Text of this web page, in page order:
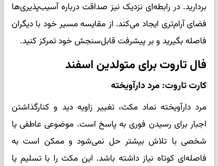
بردارید. در رابطه‌ای نزدیک نیز صداقت درباره آسیب‌پذیری‌ها
فضای آرام‌تری ایجاد می‌کند. از مقایسه مسیر خود با دیگران
فاصله بگیرید و بر پیشرفت قابل‌سنجش خود تمرکز کنید.
فال تاروت برای متولدین اسفند
کارت تاروت: مرد دارآویخته
مرد دارآویخته نماد مکث، تغییر زاویه دید و کنارگذاشتن
اجبار برای رسیدن فوری به پاسخ است. موضوعی عاطفی یا
شخصی با تلاش بیشتر حل نمی‌شود و ممکن است به
فاصله‌ای کوتاه نیاز داشته باشد. این مکث را با تسلیم یا